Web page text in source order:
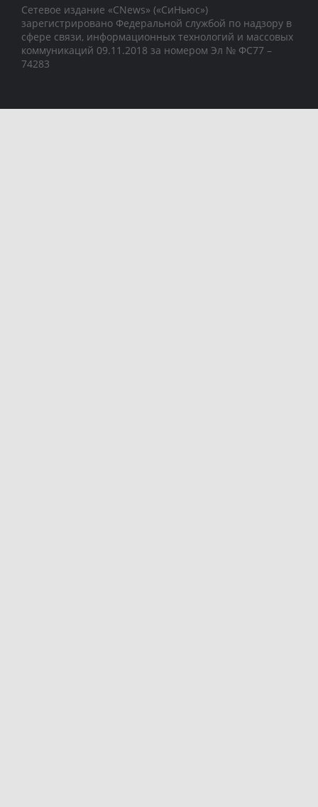
Сетевое издание «CNews» («СиНьюс»)
зарегистрировано Федеральной службой по надзору в
сфере связи, информационных технологий и массовых
коммуникаций 09.11.2018 за номером Эл № ФС77 –
74283